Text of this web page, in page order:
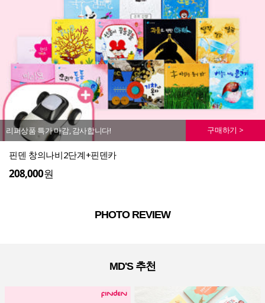
리퍼상품 특가 마감, 감사합니다! 구매하기 >
핀덴 창의나비2단계+핀덴카
208,000원
PHOTO REVIEW
MD'S 추천